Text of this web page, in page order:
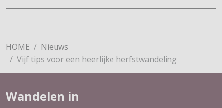
HOME
Nieuws
Vijf tips voor een heerlijke herfstwandeling
Wandelen in